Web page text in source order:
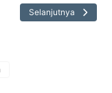
Selanjutnya